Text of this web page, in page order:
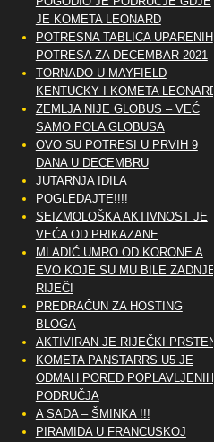
JE KOMETA LEONARD
POTRESNA TABLICA UPARENIH
POTRESA ZA DECEMBAR 2021
TORNADO U MAYFIELD
KENTUCKY I KOMETA LEONARD
ZEMLJA NIJE GLOBUS – VEĆ
SAMO POLA GLOBUSA
OVO SU POTRESI U PRVIH 9
DANA U DECEMBRU
JUTARNJA IDILA
POGLEDAJTE!!!!
SEIZMOLOŠKA AKTIVNOST JE
VEĆA OD PRIKAZANE
MLADIĆ UMRO OD KORONE A
EVO KOJE SU MU BILE ZADNJE
RIJEČI
PREDRAČUN ZA HOSTING
BLOGA
AKTIVIRAN JE RIJEČKI PRSTEN
KOMETA PANSTARRS U5 JE
ODMAH PORED POPLAVLJENIH
PODRUČJA
A SADA – ŠMINKA !!!
PIRAMIDA U FRANCUSKOJ